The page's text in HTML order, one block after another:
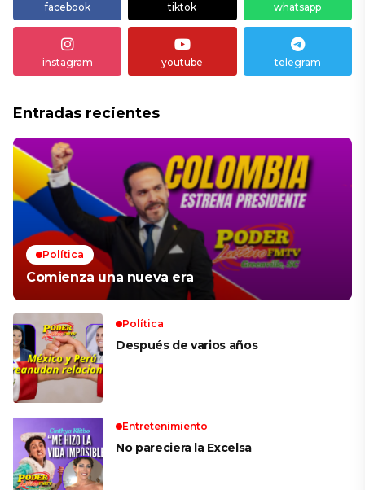
facebook tiktok whatsapp
instagram youtube telegram
Entradas recientes
Política
Comienza una nueva era
Política
Después de varios años
Entretenimiento
No pareciera la Excelsa